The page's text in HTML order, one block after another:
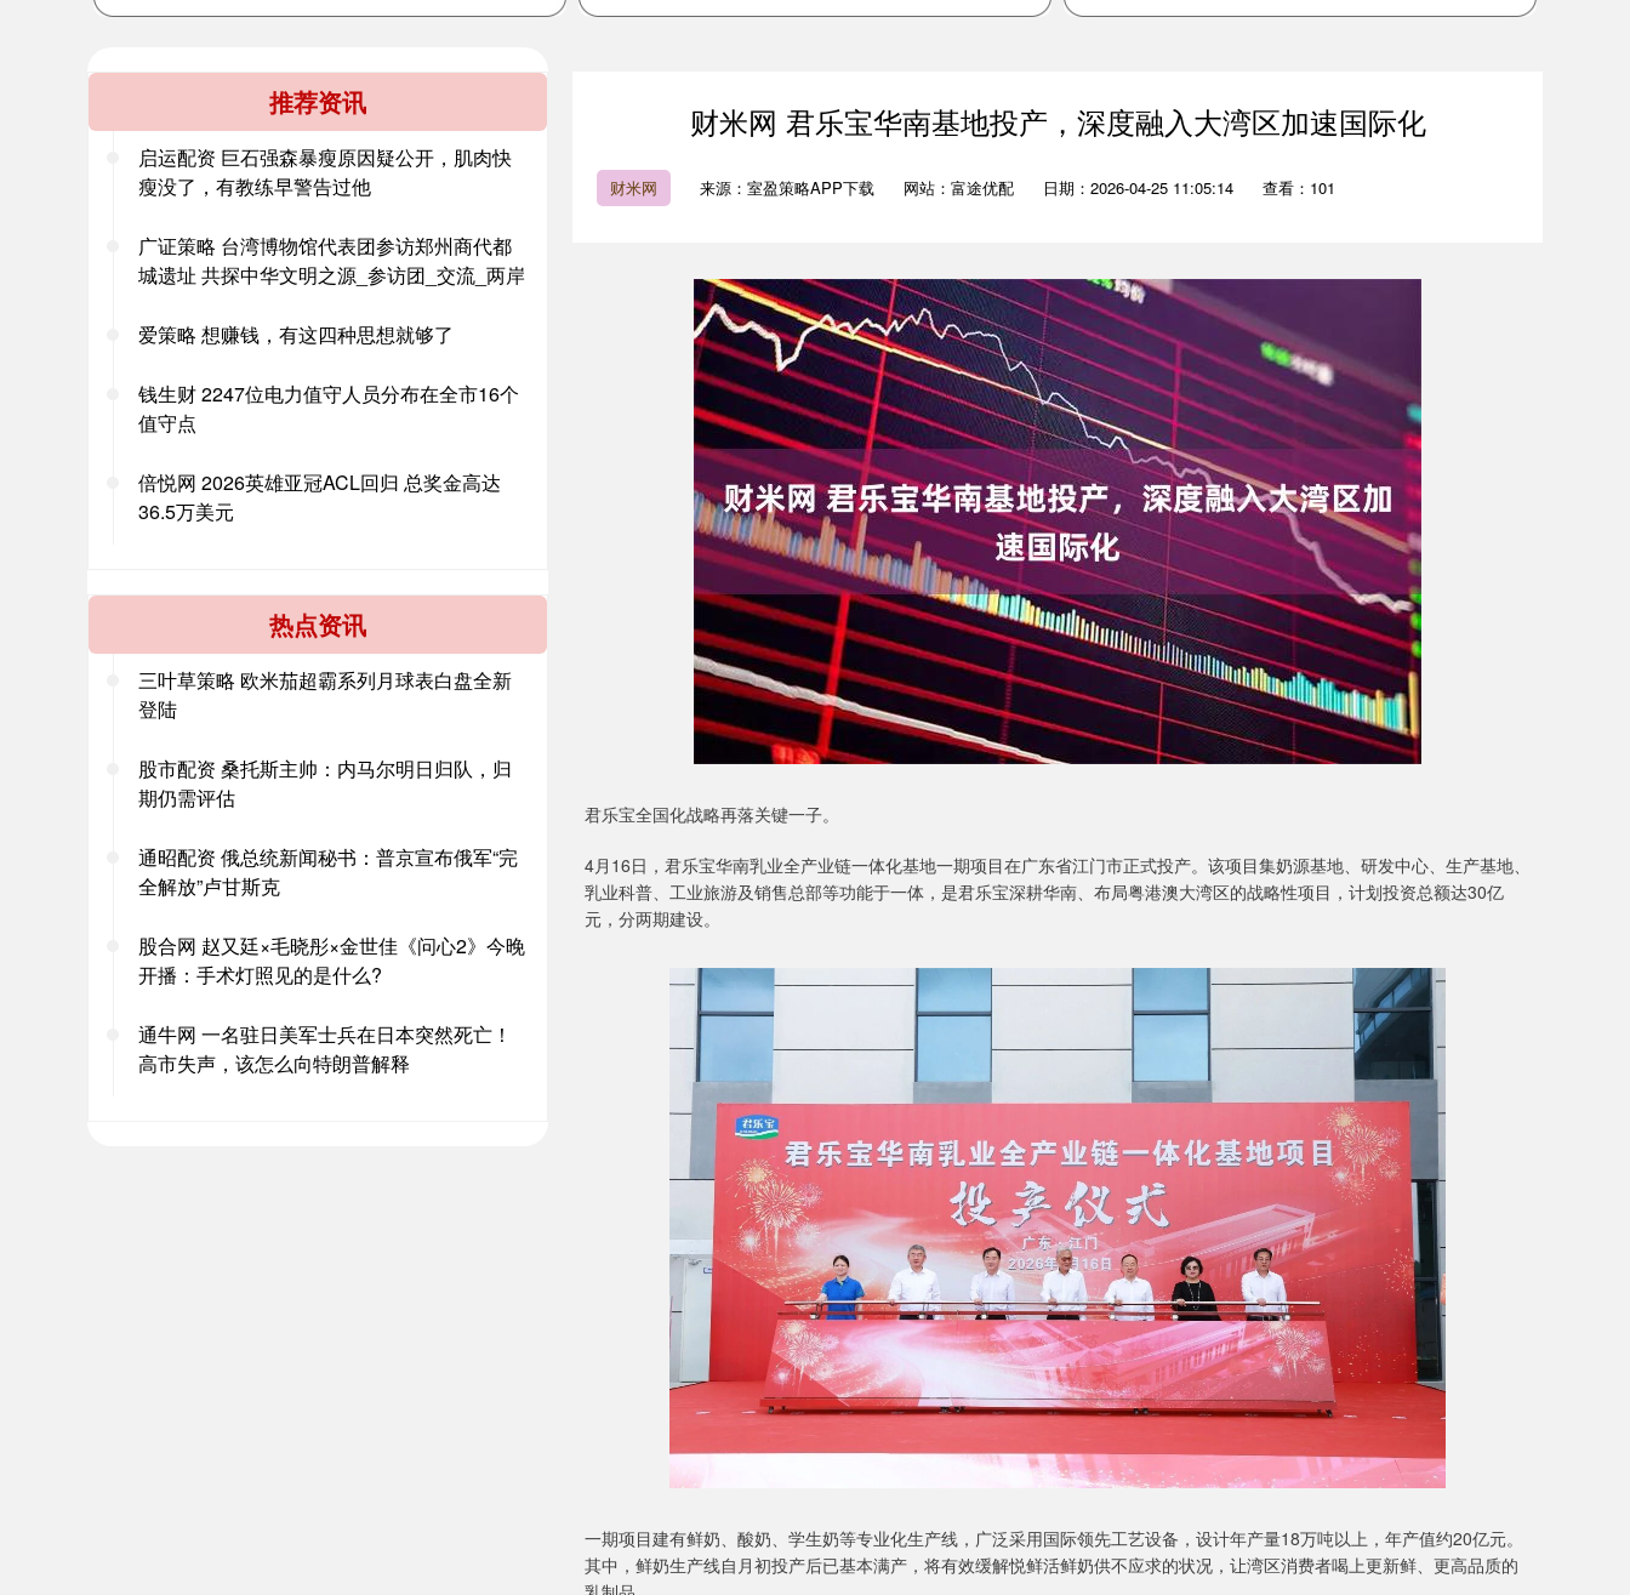
财米网 君乐宝华南基地投产，深度融入大湾区加速国际化
财米网 来源：室盈策略APP下载 网站：富途优配 日期：2026-04-25 11:05:14 查看：101
君乐宝全国化战略再落关键一子。
4月16日，君乐宝华南乳业全产业链一体化基地一期项目在广东省江门市正式投产。该项目集奶源基地、研发中心、生产基地、
乳业科普、工业旅游及销售总部等功能于一体，是君乐宝深耕华南、布局粤港澳大湾区的战略性项目，计划投资总额达30亿
元，分两期建设。
一期项目建有鲜奶、酸奶、学生奶等专业化生产线，广泛采用国际领先工艺设备，设计年产量18万吨以上，年产值约20亿元。
其中，鲜奶生产线自月初投产后已基本满产，将有效缓解悦鲜活鲜奶供不应求的状况，让湾区消费者喝上更新鲜、更高品质的
推荐资讯
启运配资 巨石强森暴瘦原因疑公开，肌肉快
瘦没了，有教练早警告过他
广证策略 台湾博物馆代表团参访郑州商代都
城遗址 共探中华文明之源_参访团_交流_两岸
爱策略 想赚钱，有这四种思想就够了
钱生财 2247位电力值守人员分布在全市16个
值守点
倍悦网 2026英雄亚冠ACL回归 总奖金高达
36.5万美元
热点资讯
三叶草策略 欧米茄超霸系列月球表白盘全新
登陆
股市配资 桑托斯主帅：内马尔明日归队，归
期仍需评估
通昭配资 俄总统新闻秘书：普京宣布俄军“完
全解放”卢甘斯克
股合网 赵又廷×毛晓彤×金世佳《问心2》今晚
开播：手术灯照见的是什么?
通牛网 一名驻日美军士兵在日本突然死亡！
高市失声，该怎么向特朗普解释